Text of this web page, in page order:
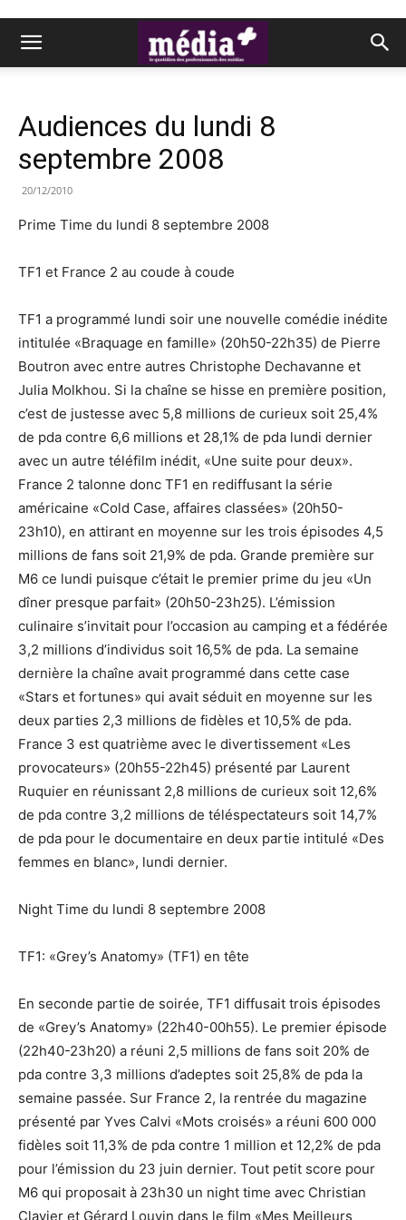
Audiences du lundi 8
septembre 2008
20/12/2010
Prime Time du lundi 8 septembre 2008
TF1 et France 2 au coude à coude
TF1 a programmé lundi soir une nouvelle comédie inédite
intitulée «Braquage en famille» (20h50-22h35) de Pierre
Boutron avec entre autres Christophe Dechavanne et
Julia Molkhou. Si la chaîne se hisse en première position,
c’est de justesse avec 5,8 millions de curieux soit 25,4%
de pda contre 6,6 millions et 28,1% de pda lundi dernier
avec un autre téléfilm inédit, «Une suite pour deux».
France 2 talonne donc TF1 en rediffusant la série
américaine «Cold Case, affaires classées» (20h50-
23h10), en attirant en moyenne sur les trois épisodes 4,5
millions de fans soit 21,9% de pda. Grande première sur
M6 ce lundi puisque c’était le premier prime du jeu «Un
dîner presque parfait» (20h50-23h25). L’émission
culinaire s’invitait pour l’occasion au camping et a fédérée
3,2 millions d’individus soit 16,5% de pda. La semaine
dernière la chaîne avait programmé dans cette case
«Stars et fortunes» qui avait séduit en moyenne sur les
deux parties 2,3 millions de fidèles et 10,5% de pda.
France 3 est quatrième avec le divertissement «Les
provocateurs» (20h55-22h45) présenté par Laurent
Ruquier en réunissant 2,8 millions de curieux soit 12,6%
de pda contre 3,2 millions de téléspectateurs soit 14,7%
de pda pour le documentaire en deux partie intitulé «Des
femmes en blanc», lundi dernier.
Night Time du lundi 8 septembre 2008
TF1: «Grey’s Anatomy» (TF1) en tête
En seconde partie de soirée, TF1 diffusait trois épisodes
de «Grey’s Anatomy» (22h40-00h55). Le premier épisode
(22h40-23h20) a réuni 2,5 millions de fans soit 20% de
pda contre 3,3 millions d’adeptes soit 25,8% de pda la
semaine passée. Sur France 2, la rentrée du magazine
présenté par Yves Calvi «Mots croisés» a réuni 600 000
fidèles soit 11,3% de pda contre 1 million et 12,2% de pda
pour l’émission du 23 juin dernier. Tout petit score pour
M6 qui proposait à 23h30 un night time avec Christian
Clavier et Gérard Louvin dans le film «Mes Meilleurs